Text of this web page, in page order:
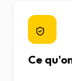
Ce